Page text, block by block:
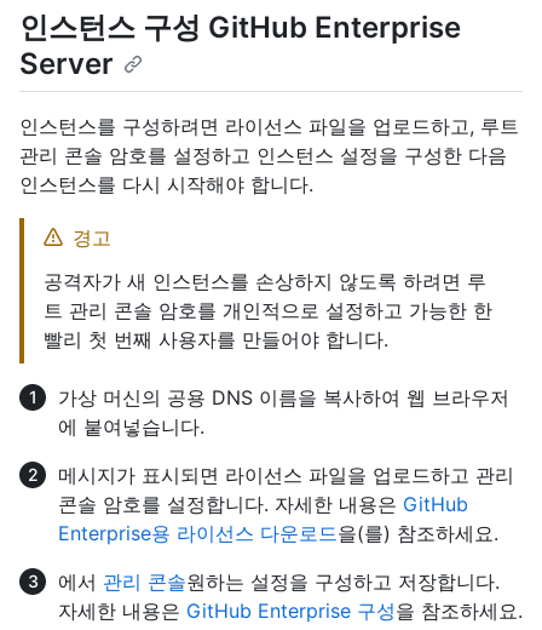
인스턴스 구성 GitHub Enterprise
Server
인스턴스를 구성하려면 라이선스 파일을 업로드하고, 루트
관리 콘솔 암호를 설정하고 인스턴스 설정을 구성한 다음
인스턴스를 다시 시작해야 합니다.
경고
공격자가 새 인스턴스를 손상하지 않도록 하려면 루
트 관리 콘솔 암호를 개인적으로 설정하고 가능한 한
빨리 첫 번째 사용자를 만들어야 합니다.
가상 머신의 공용 DNS 이름을 복사하여 웹 브라우저
에 붙여넣습니다.
메시지가 표시되면 라이선스 파일을 업로드하고 관리
콘솔 암호를 설정합니다. 자세한 내용은 GitHub
Enterprise용 라이선스 다운로드을(를) 참조하세요.
에서 관리 콘솔원하는 설정을 구성하고 저장합니다.
자세한 내용은 GitHub Enterprise 구성을 참조하세요.